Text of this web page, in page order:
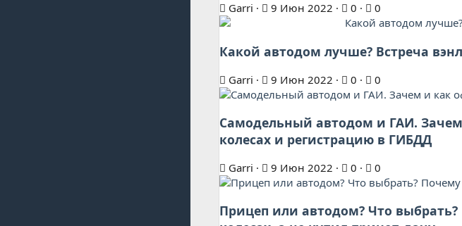
Garri 9 Июн 2022 0 0
Какой автодом лучше? Встреча
Garri 9 Июн 2022 0 0
Самодельный автодом и ГАИ.
колесах и регистрацию в ГИБДД
Garri 9 Июн 2022 0 0
Прицеп или автодом? Что